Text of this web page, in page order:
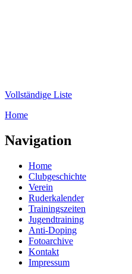
Vollständige Liste
Home
Navigation
Home
Clubgeschichte
Verein
Ruderkalender
Trainingszeiten
Jugendtraining
Anti-Doping
Fotoarchive
Kontakt
Impressum